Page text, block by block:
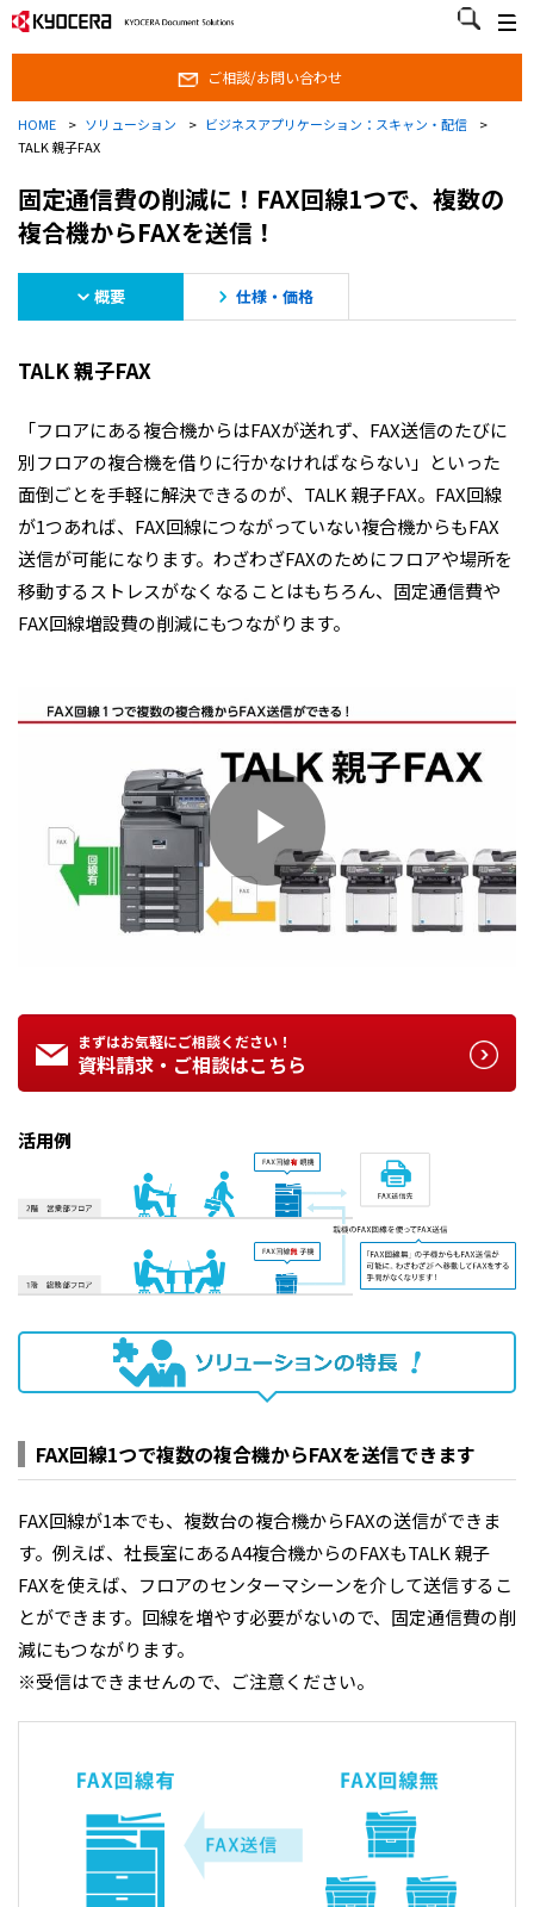
ご相談/お問い合わせ
HOME > ソリューション > ビジネスアプリケーション：スキャン・配信
>
TALK 親子FAX
固定通信費の削減に！FAX回線1つで、複数の
複合機からFAXを送信！
概要 仕様・価格
TALK 親子FAX
「フロアにある複合機からはFAXが送れず、FAX送信のたびに
別フロアの複合機を借りに行かなければならない」といった
面倒ごとを手軽に解決できるのが、TALK 親子FAX。FAX回線
が1つあれば、FAX回線につながっていない複合機からもFAX
送信が可能になります。わざわざFAXのためにフロアや場所を
移動するストレスがなくなることはもちろん、固定通信費や
FAX回線増設費の削減にもつながります。
P
l
y
V
i
d
e
o
まずはお気軽にご相談ください！
資料請求・ご相談はこちら
活用例
FAX回線1つで複数の複合機からFAXを送信できます
FAX回線が1本でも、複数台の複合機からFAXの送信ができま
す。例えば、社長室にあるA4複合機からのFAXもTALK 親子
FAXを使えば、フロアのセンターマシーンを介して送信するこ
とができます。回線を増やす必要がないので、固定通信費の削
減にもつながります。
※受信はできませんので、ご注意ください。